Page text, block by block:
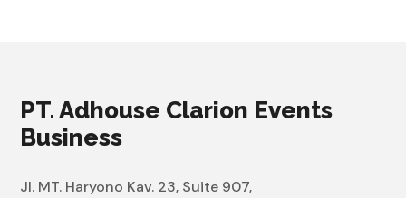
PT. Adhouse Clarion Events
Business
Jl. MT. Haryono Kav. 23, Suite 907,